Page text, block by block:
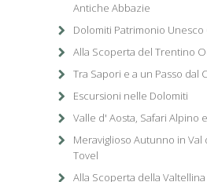
Antiche Abbazie
Dolomiti Patrimonio Unesco
Alla Scoperta del Trentino
Tra Sapori e a un Passo dal
Escursioni nelle Dolomiti
Valle d' Aosta, Safari Alpino
Meraviglioso Autunno in Val
Tovel
Alla Scoperta della